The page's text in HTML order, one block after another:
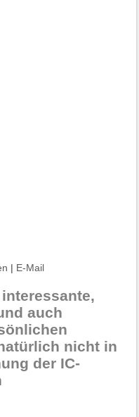
| E-Mail
auch
nicht in
der IC-